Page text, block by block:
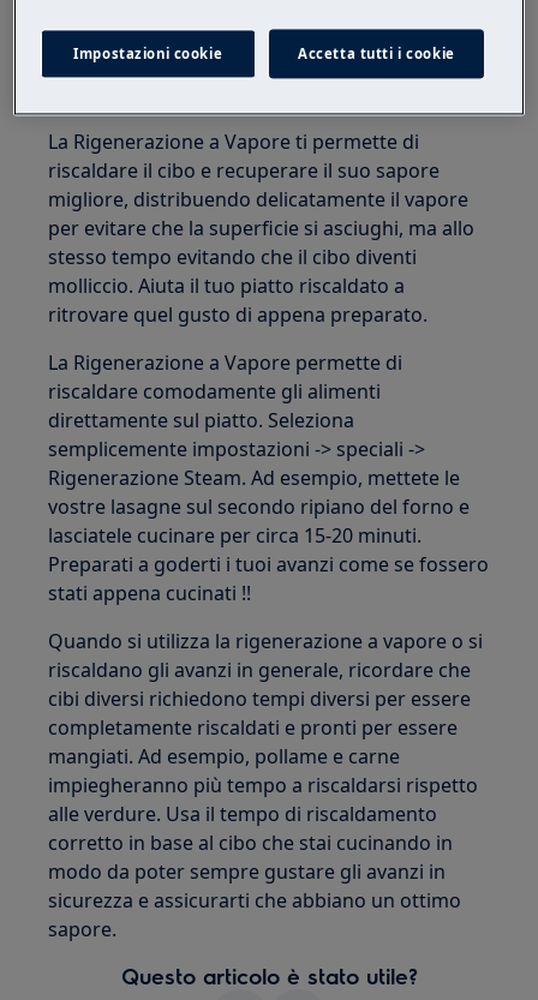
vapore dei nostri forni a vapore Electrolux, ora
puoi farlo!
La Rigenerazione a Vapore ti permette di
riscaldare il cibo e recuperare il suo sapore
migliore, distribuendo delicatamente il vapore
per evitare che la superficie si asciughi, ma allo
stesso tempo evitando che il cibo diventi
molliccio. Aiuta il tuo piatto riscaldato a
ritrovare quel gusto di appena preparato.
La Rigenerazione a Vapore permette di
riscaldare comodamente gli alimenti
direttamente sul piatto. Seleziona
semplicemente impostazioni -> speciali ->
Rigenerazione Steam. Ad esempio, mettete le
vostre lasagne sul secondo ripiano del forno e
lasciatele cucinare per circa 15-20 minuti.
Preparati a goderti i tuoi avanzi come se fossero
stati appena cucinati !!
Quando si utilizza la rigenerazione a vapore o si
riscaldano gli avanzi in generale, ricordare che
cibi diversi richiedono tempi diversi per essere
completamente riscaldati e pronti per essere
mangiati. Ad esempio, pollame e carne
impiegheranno più tempo a riscaldarsi rispetto
alle verdure. Usa il tempo di riscaldamento
corretto in base al cibo che stai cucinando in
modo da poter sempre gustare gli avanzi in
sicurezza e assicurarti che abbiano un ottimo
sapore.
Questo articolo è stato utile?
Impostazioni cookie Accetta tutti i cookie